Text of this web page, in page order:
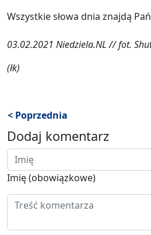
Wszystkie słowa dnia znajdą
03.02.2021 Niedziela.NL // fot.
(łk)
< Poprzednia
Dodaj komentarz
Imię (obowiązkowe)